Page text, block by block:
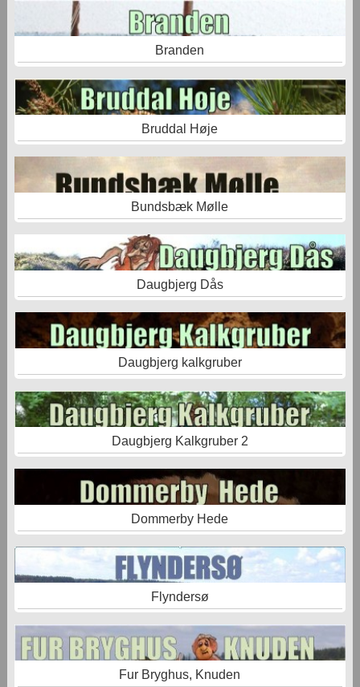
Branden
Bruddal Høje
Bundsbæk Mølle
Daugbjerg Dås
Daugbjerg kalkgruber
Daugbjerg Kalkgruber 2
Dommerby Hede
Flyndersø
Fur Bryghus, Knuden